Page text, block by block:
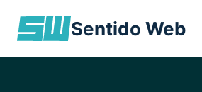
Sentido Web